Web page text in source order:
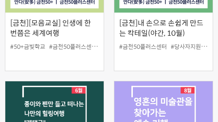
[금천][모음교실] 인생에 한
번쯤은 세계여행
#50+금빛학교 #금천50플러스센터 #당사자지원 #모음교실 #세계여행
[금천]내 손으로 손쉽게 만드
는 칵테일(야간, 10월)
#금천50플러스센터 #당사자지원 #원